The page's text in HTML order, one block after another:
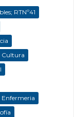
RTNº41
Cultura
Enfermeria